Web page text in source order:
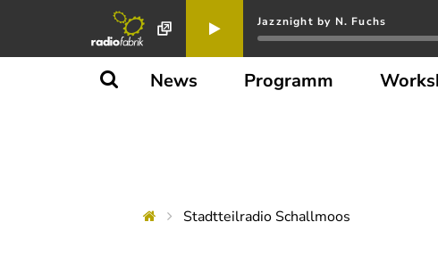
Jazznight by N. Fuchs
News Programm
Stadtteilradio Schallmoos